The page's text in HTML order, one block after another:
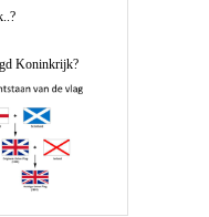
Koninkrijk?